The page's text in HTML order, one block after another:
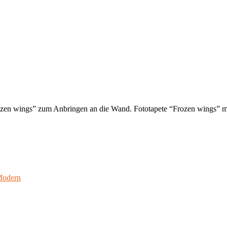
wings” zum Anbringen an die Wand. Fototapete “Frozen